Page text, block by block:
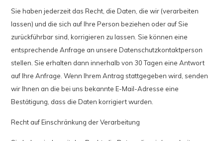
Sie haben jederzeit das Recht, die Daten, die wir (verarbeiten
lassen) und die sich auf Ihre Person beziehen oder auf Sie
zurückführbar sind, korrigieren zu lassen. Sie können eine
entsprechende Anfrage an unsere Datenschutzkontaktperson
stellen. Sie erhalten dann innerhalb von 30 Tagen eine Antwort
auf Ihre Anfrage. Wenn Ihrem Antrag stattgegeben wird, senden
wir Ihnen an die bei uns bekannte E-Mail-Adresse eine
Bestätigung, dass die Daten korrigiert wurden.
Recht auf Einschränkung der Verarbeitung